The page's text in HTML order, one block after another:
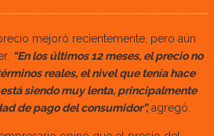
mejoró recientemente, pero aún
“En los últimos 12 meses, el precio no
reales, el nivel que tenía hace
siendo muy lenta, principalmente
de pago del consumidor”,agregó.